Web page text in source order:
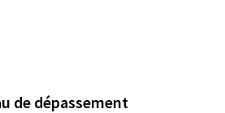
de dépassement